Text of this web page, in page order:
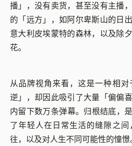
播」，没有卖货，甚至没有主播
的「远方」，如阿尔卑斯山的日
意大利皮埃蒙特的森林，以及除
花。
从品牌视角来看，这是一种相
逆」，却因此吸引了大量「偏偏
内留下数万条弹幕。归根结底，
了年轻人在日常生活的缝隙之
往，以及对人生不同可能性的憧憬